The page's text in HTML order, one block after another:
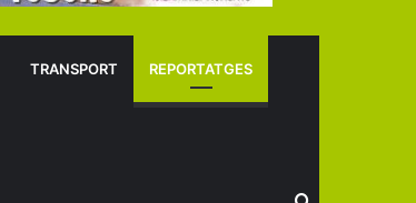
TRANSPORT REPORTATGES